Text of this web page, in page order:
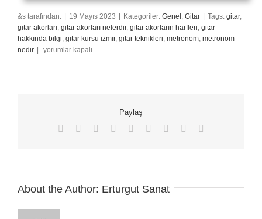
&s tarafından. | 19 Mayıs 2023 | Kategoriler: Genel Gitar | Tags: gitar,
gitar akorları gitar akorları nelerdir, gitar akorların harfleri gitar
hakkında bilgi gitar kursu izmir, gitar teknikleri metronom metronom
nedir |
Metronom
İle
yorumlar kapalı
Paylaş
Facebook Reddit LinkedInWhatsApp
TumblrPinterest
About the Author: Erturgut Sanat